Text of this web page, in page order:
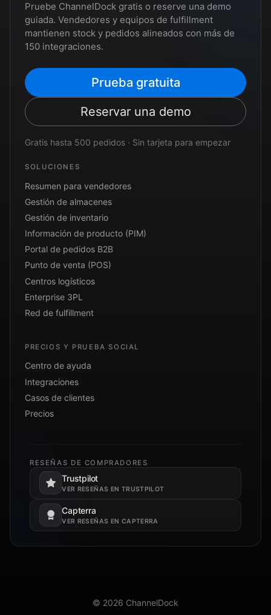
Pruebe ChannelDock gratis o reserve una demo
guiada. Vendedores y equipos de fulfillment
mantienen stock y pedidos alineados con más de
150 integraciones.
Prueba gratuita
Reservar una demo
Gratis hasta 500 pedidos · Sin tarjeta para empezar
SOLUCIONES
Resumen para vendedores
Gestión de almacenes
Gestión de inventario
Información de producto (PIM)
Portal de pedidos B2B
Punto de venta (POS)
Centros logísticos
Enterprise 3PL
Red de fulfillment
PRECIOS Y PRUEBA SOCIAL
Centro de ayuda
Integraciones
Casos de clientes
Precios
RESEÑAS DE COMPRADORES
Trustpilot
VER RESEÑAS EN TRUSTPILOT
Se abre en una pestaña nueva.
Capterra
VER RESEÑAS EN CAPTERRA
Se abre en una pestaña nueva.
© 2026 ChannelDock